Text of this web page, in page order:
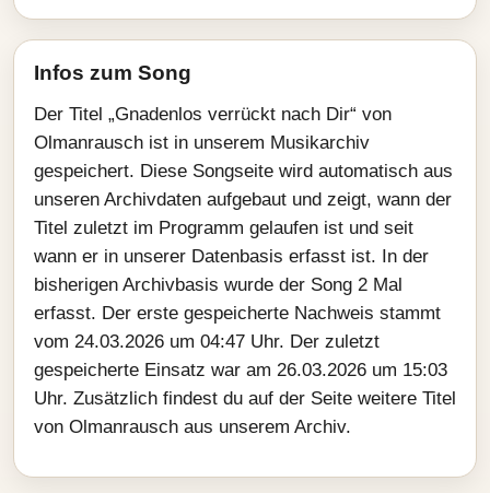
Infos zum Song
Der Titel „Gnadenlos verrückt nach Dir“ von
Olmanrausch ist in unserem Musikarchiv
gespeichert. Diese Songseite wird automatisch aus
unseren Archivdaten aufgebaut und zeigt, wann der
Titel zuletzt im Programm gelaufen ist und seit
wann er in unserer Datenbasis erfasst ist. In der
bisherigen Archivbasis wurde der Song 2 Mal
erfasst. Der erste gespeicherte Nachweis stammt
vom 24.03.2026 um 04:47 Uhr. Der zuletzt
gespeicherte Einsatz war am 26.03.2026 um 15:03
Uhr. Zusätzlich findest du auf der Seite weitere Titel
von Olmanrausch aus unserem Archiv.